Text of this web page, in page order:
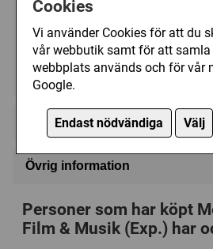
Cookies
Vi använder Cookies för att du
vår webbutik samt för att
webbplats används och för vår
Google.
Endast nödvändiga Välj
115 kr
Ej tillgänglig
Innehållsförteckning
24 Tjuvpolletter
Övrig information
Kategori: Ord
Användbart Litet
Personer som har köpt
Film & Musik (Exp.) har